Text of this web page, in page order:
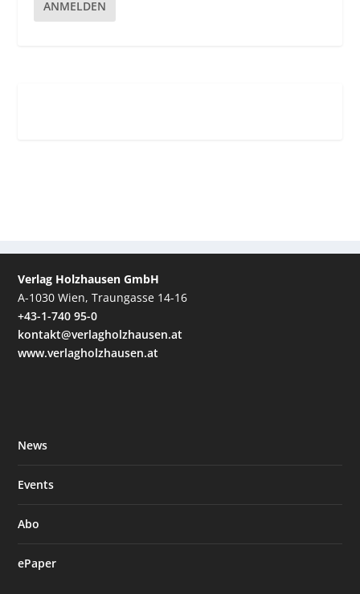
ANMELDEN
Verlag Holzhausen GmbH
A-1030 Wien, Traungasse 14-16
+43-1-740 95-0
kontakt@verlagholzhausen.at
www.verlagholzhausen.at
News
Events
Abo
ePaper